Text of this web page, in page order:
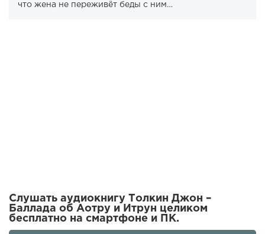
что жена не переживёт беды с ним…
Слушать аудиокнигу Толкин Джон –
Баллада об Аотру и Итрун целиком
бесплатно на смартфоне и ПК.